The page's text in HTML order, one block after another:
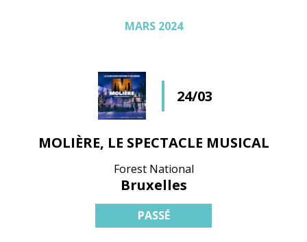
MARS 2024
24/03
MOLIÈRE, LE SPECTACLE MUSICAL
Forest National
Bruxelles
PASSÉ